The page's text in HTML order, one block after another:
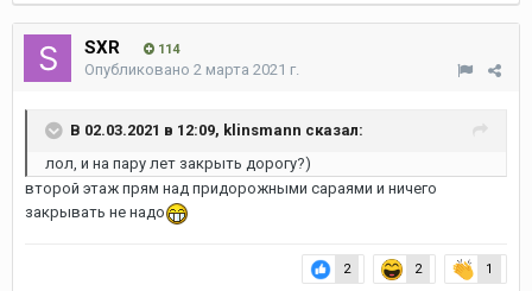
SXR 114
Опубликовано 2 марта 2021 г.
В 02.03.2021 в 12:09, klinsmann сказал:
лол, и на пару лет закрыть дорогу?)
второй этаж прям над придорожными сараями и ничего
закрывать не надо
2 2 1